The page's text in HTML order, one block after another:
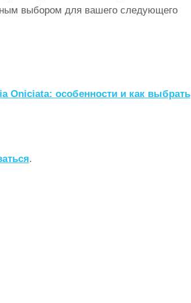
выбором для вашего следующего
Oniciata: особенности и как выбрать
.